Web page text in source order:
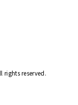
reserved.